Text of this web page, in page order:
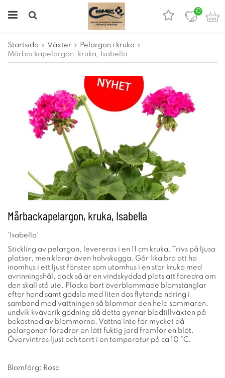
0
Startsida Växter
Pelargon i kruka
Mårbackapelargon, kruka, Isabella
Mårbackapelargon, kruka, Isabella
'Isabella'
Stickling av pelargon, levereras i en 11 cm kruka. Trivs på ljusa
platser, men klarar även halvskugga. Går lika bra att ha
inomhus i ett ljust fönster som utomhus i en stor kruka med
avrinningshål, dock så är en vindskyddad plats att föredra om
den skall stå ute. Plocka bort överblommade blomstänglar
efter hand samt gödsla med liten dos flytande näring i
samband med vattningen så blommar den hela sommaren,
undvik kväverik gödning då detta gynnar bladtillväxten på
bekostnad av blommorna. Vattna inte för mycket då
pelargonen föredrar en lätt fuktig jord framför en blöt.
Övervintras ljust och torrt i en temperatur på ca 10 °C.
Blomfärg: Rosa